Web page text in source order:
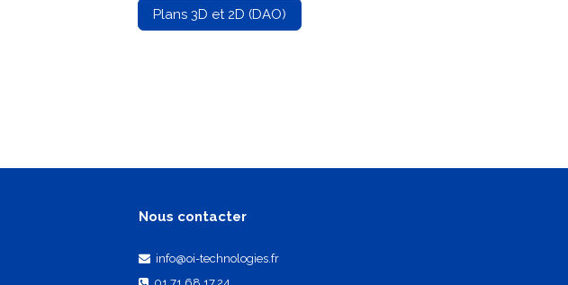
Plans 3D et 2D (DAO)
Nous contacter
info@oi-technologies.fr